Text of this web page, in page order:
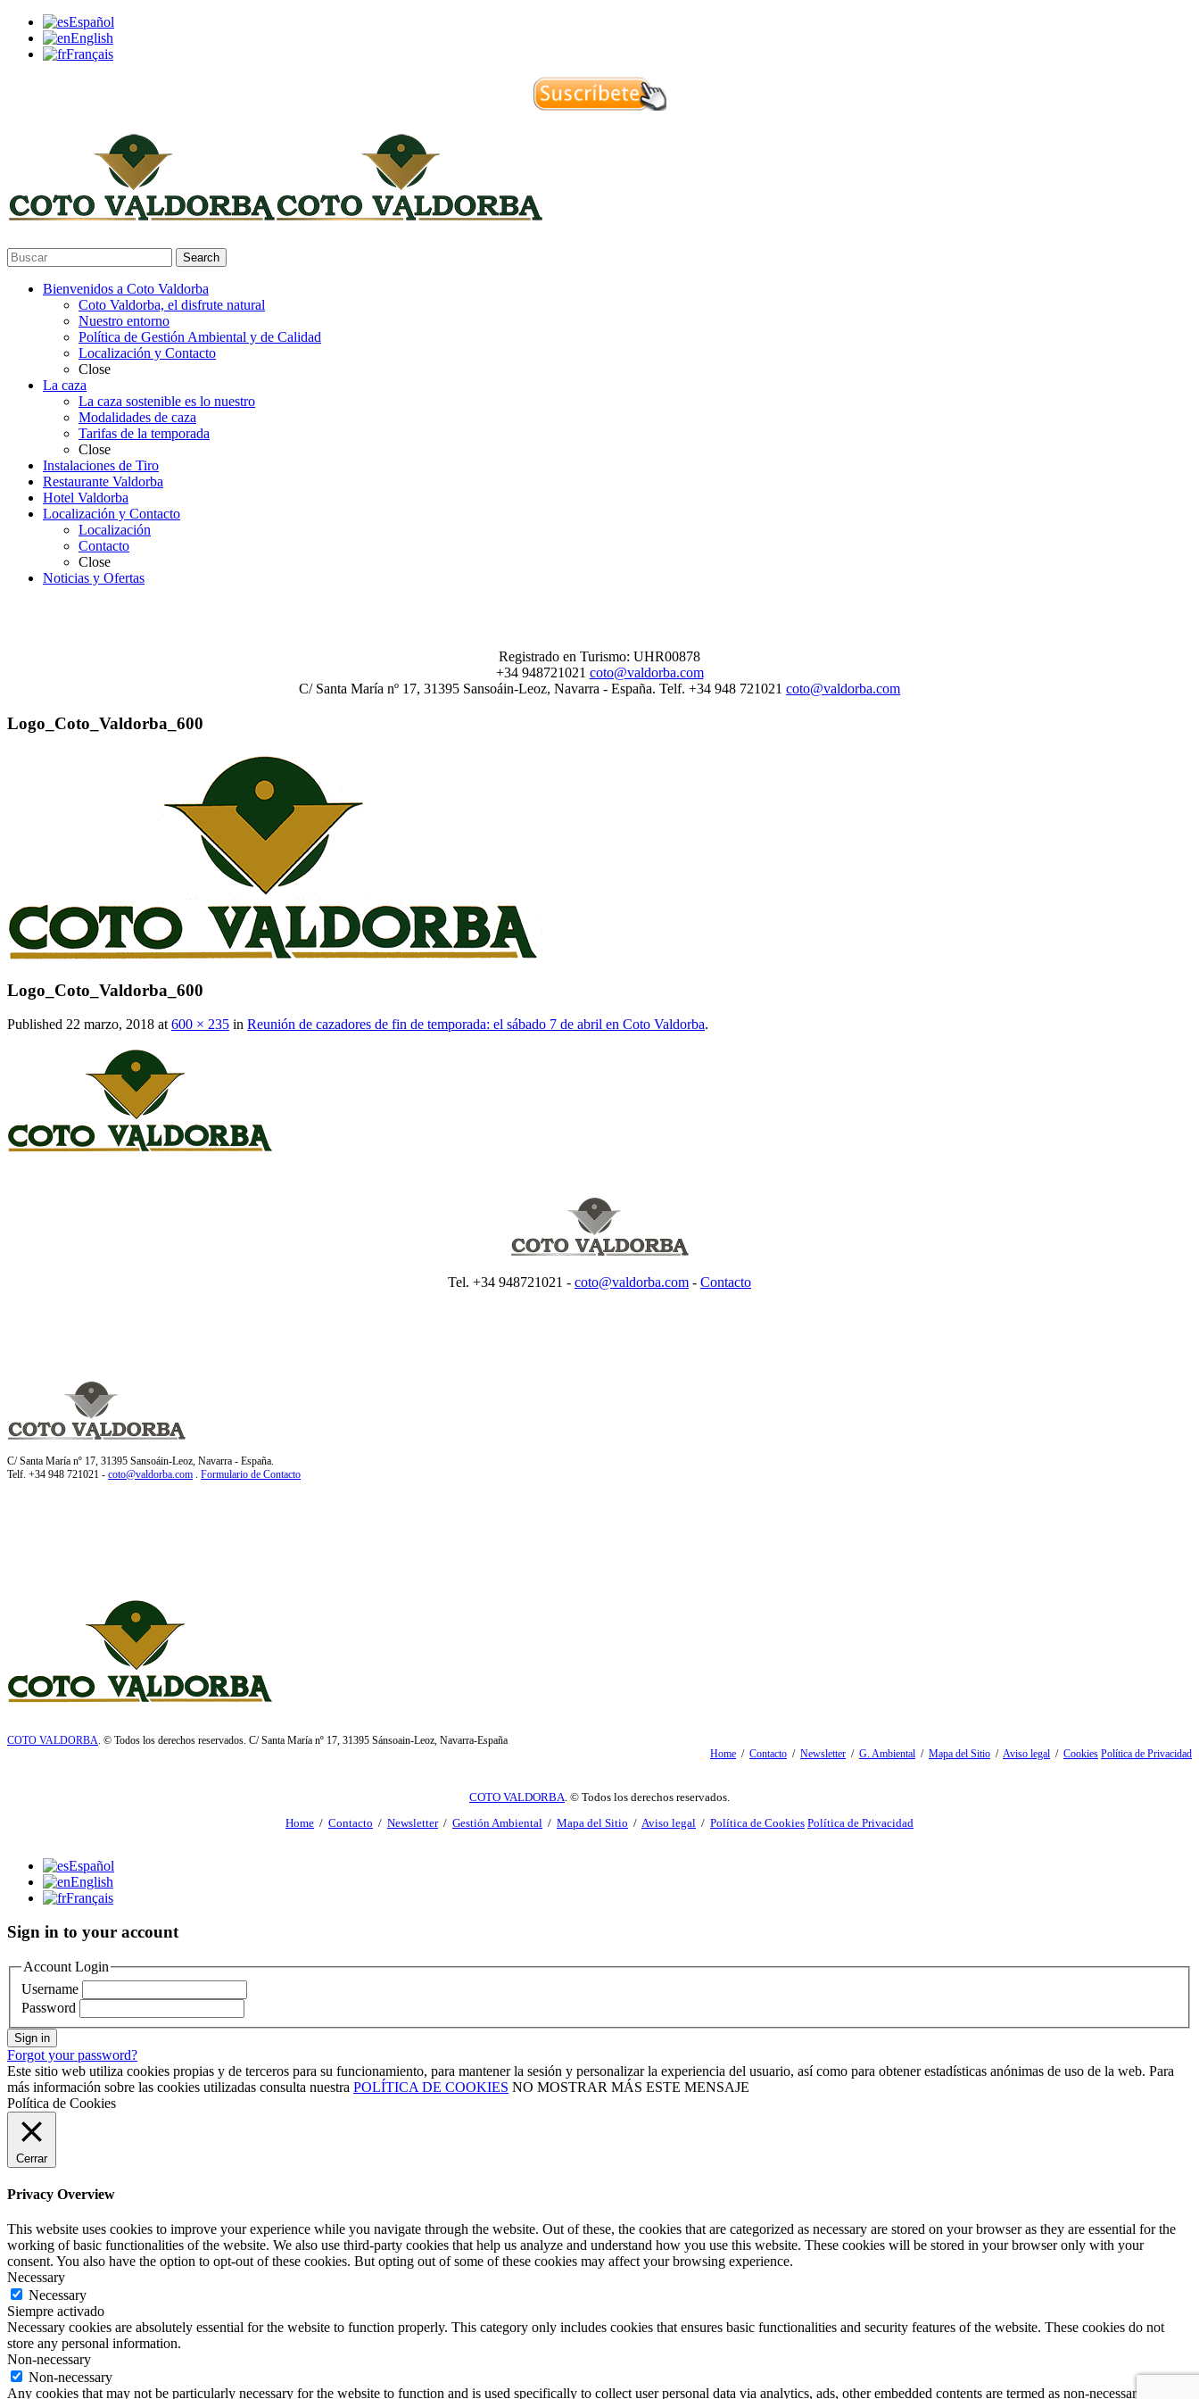
Español
English
Français
Search
Bienvenidos a Coto Valdorba
Coto Valdorba, el disfrute natural
Nuestro entorno
Política de Gestión Ambiental y de Calidad
Localización y Contacto
Close
La caza
La caza sostenible es lo nuestro
Modalidades de caza
Tarifas de la temporada
Close
Instalaciones de Tiro
Restaurante Valdorba
Hotel Valdorba
Localización y Contacto
Localización
Contacto
Close
Noticias y Ofertas
Registrado en Turismo: UHR00878
+34 948721021 coto@valdorba.com
C/ Santa María nº 17, 31395 Sansoáin-Leoz, Navarra - España. Telf. +34 948 721021 coto@valdorba.com
Logo_Coto_Valdorba_600
Logo_Coto_Valdorba_600
Published 22 marzo, 2018 at 600 × 235 in Reunión de cazadores de fin de temporada: el sábado 7 de abril en Coto Valdorba.
Tel. +34 948721021 - coto@valdorba.com - Contacto
C/ Santa María nº 17, 31395 Sansoáin-Leoz, Navarra - España.
Telf. +34 948 721021 - coto@valdorba.com Formulario de Contacto
COTO VALDORBA . © Todos los derechos reservados. C/ Santa María nº 17, 31395 Sánsoain-Leoz, Navarra-España
Home / Contacto / Newsletter / G. Ambiental / Mapa del Sitio / Aviso legal / Cookies Política de Privacidad
COTO VALDORBA . © Todos los derechos reservados.
Home / Contacto / Newsletter/ Gestión Ambiental / Mapa del Sitio / Aviso legal / Política de Cookies Política de Privacidad
Español
English
Français
Sign in to your account
Account Login
Username
Password
Sign in
Forgot your password?
Este sitio web utiliza cookies propias y de terceros para su funcionamiento, para mantener la sesión y personalizar la experiencia del usuario, así como para obtener estadísticas anónimas de uso de la web. Para
más información sobre las cookies utilizadas consulta nuestra POLÍTICA DE COOKIES NO MOSTRAR MÁS ESTE MENSAJE
Política de Cookies
Cerrar
Privacy Overview
This website uses cookies to improve your experience while you navigate through the website. Out of these, the cookies that are categorized as necessary are stored on your browser as they are essential for the
working of basic functionalities of the website. We also use third-party cookies that help us analyze and understand how you use this website. These cookies will be stored in your browser only with your
consent. You also have the option to opt-out of these cookies. But opting out of some of these cookies may affect your browsing experience.
Necessary
Necessary
Siempre activado
Necessary cookies are absolutely essential for the website to function properly. This category only includes cookies that ensures basic functionalities and security features of the website. These cookies do not
store any personal information.
Non-necessary
Non-necessary
Any cookies that may not be particularly necessary for the website to function and is used specifically to collect user personal data via analytics, ads, other embedded contents are termed as non-necessary